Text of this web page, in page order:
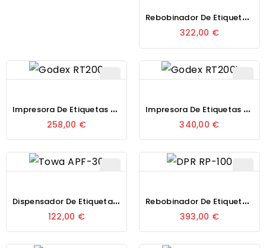
R
Ebobinador De Etiquetas Sobremesa Godex T20
322,00 €
I
Mpresora De Etiquetas Térmica Godex RT200
258,00 €
I
Mpresora De Etiquetas Térmica Godex RT200i
340,00 €
D
Ispensador De Etiquetas Manual Towa APF-30
122,00 €
R
Ebobinador De Etiquetas Sobremesa DPR RP-100
393,00 €